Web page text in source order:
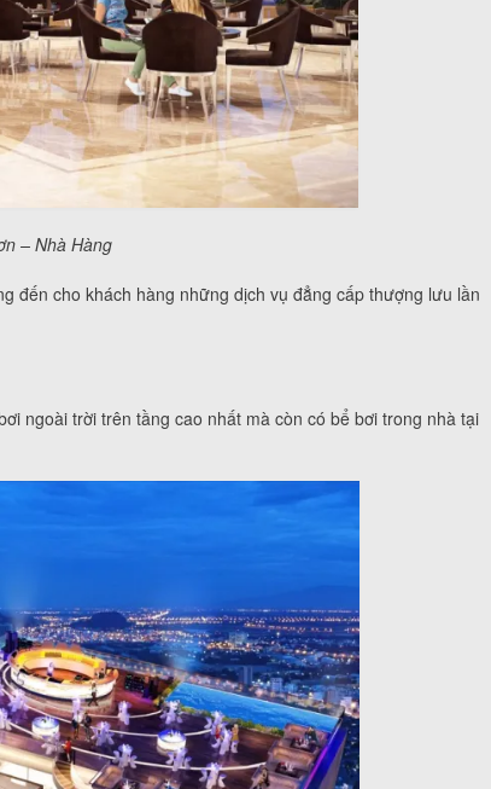
– Nhà Hàng
đến cho khách hàng những dịch vụ đẳng cấp thượng lưu lần
ngoài trời trên tầng cao nhất mà còn có bể bơi trong nhà tại